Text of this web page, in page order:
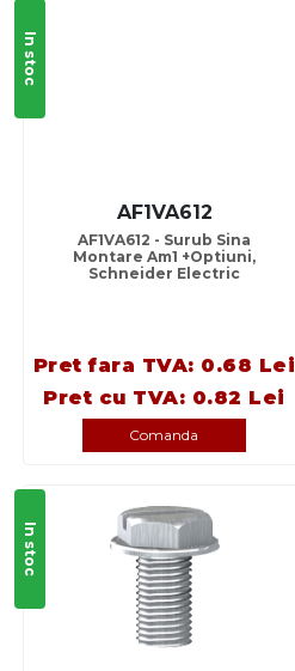
In stoc
AF1VA612
AF1VA612 - Surub Sina
Montare Am1 +Optiuni,
Schneider Electric
Pret fara TVA: 0.68 Lei
Pret cu TVA: 0.82 Lei
Comanda
In stoc